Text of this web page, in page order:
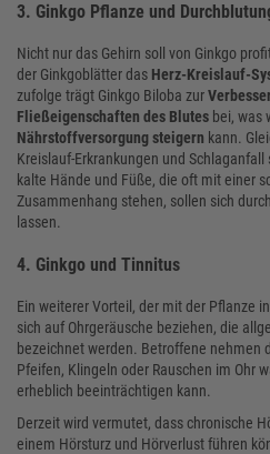
3. Ginkgo Pflanze und
Nicht nur das Gehirn soll von Ginkgo
der Ginkgoblätter das Herz-Kreislauf-
zufolge trägt Ginkgo Biloba zur
Fließeigenschaften des Blutes bei, was
Nährstoffversorgung steigern kann.
Kreislauf-Erkrankungen und
kalte Hände und Füße, die oft mit einer
Zusammenhang stehen, sollen sich
lassen.
4. Ginkgo und Tinnitus
Ein weiterer Vorteil, der mit der Pflanze
sich auf Ohrgeräusche beziehen, die
bezeichnet werden. Betroffene nehmen
Pfeifen, Klingeln oder Rauschen im Ohr
erheblich beeinträchtigen kann.
Derzeit wird vermutet, dass chronische
einem Hörsturz und Hörverlust führen